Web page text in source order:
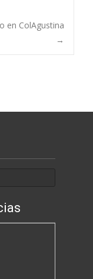
en ColAgustina
→